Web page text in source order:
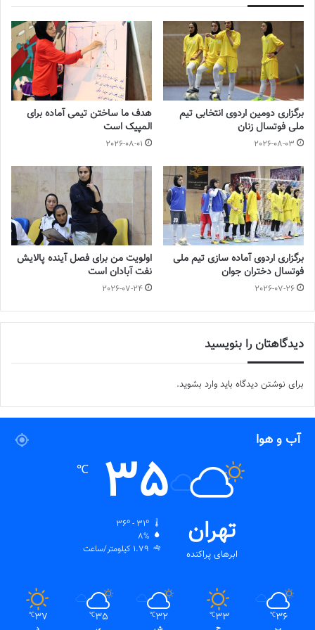
آخرین اخبار فوتبال و فوتسال زنان ایران را در سایت روزنامه فوتبالز
بخوانید.
◾️با فوتبالز همراه شوید◾️فوتبالز را در اینستاگرام دنبال کنید
◾️
footballs.women@
پریسا امامی
برگزاری دومین اردوی انتخابی تیم
ملی فوتسال زنان
2026-08-03
هدف ما ساختن تیمی آماده برای
المپیک است
2026-08-01
برگزاری اردوی آماده سازی تیم ملی
فوتسال دختران جوان
2026-07-26
اولویت من برای فصل آینده پالایش
نفت آبادان است
2026-07-24
دیدگاهتان را بنویسید
برای نوشتن دیدگاه باید وارد بشوید.
آب و هوا
تهران
ابرهای پراکنده
35
℃
8%
1.79 کیلومتر/ساعت
36
℃
33
℃
32
℃
35
℃
37
℃